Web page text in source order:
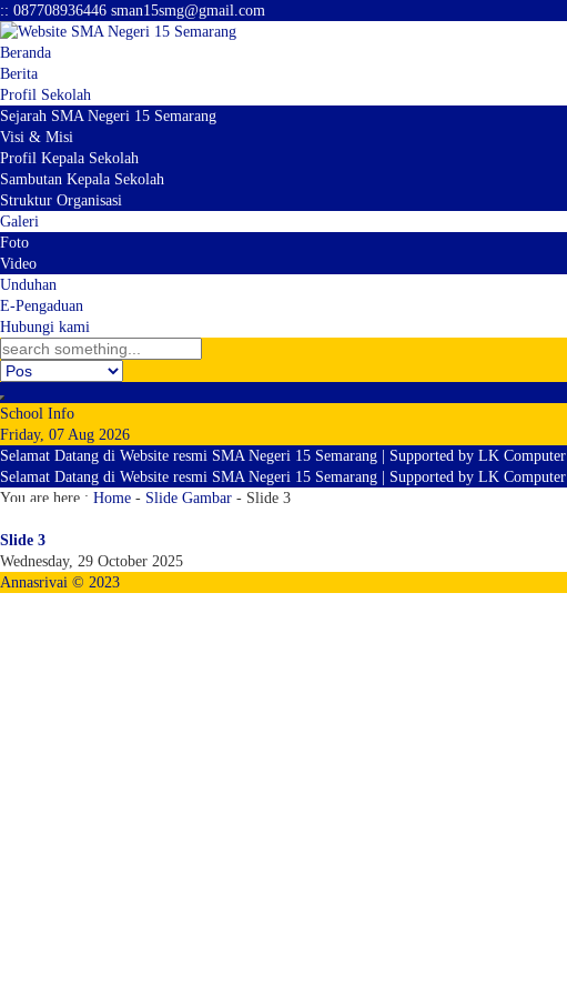
:: 087708936446 sman15smg@gmail.com
Beranda
Berita
Profil Sekolah
Sejarah SMA Negeri 15 Semarang
Visi & Misi
Profil Kepala Sekolah
Sambutan Kepala Sekolah
Struktur Organisasi
Galeri
Foto
Video
Unduhan
E-Pengaduan
Hubungi kami
School Info
Friday, 07 Aug 2026
Selamat Datang di Website resmi SMA Negeri 15 Semarang | Supported by LK Computer
Selamat Datang di Website resmi SMA Negeri 15 Semarang | Supported by LK Computer
You are here : Home - Slide Gambar - Slide 3
Slide 3
Wednesday, 29 October 2025
Annasrivai © 2023